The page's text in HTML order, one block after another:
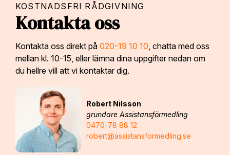
KOSTNADSFRI RÅDGIVNING
Kontakta oss
Kontakta oss direkt på 020-19 10 10 , chatta med oss
mellan kl. 10-15, eller lämna dina uppgifter nedan om
du hellre vill att vi kontaktar dig.
Robert Nilsson
grundare Assistansförmedling
0470-78 88 12
robert@assistansformedling.se